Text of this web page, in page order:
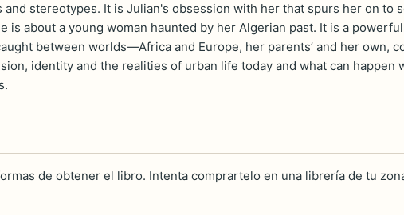
stereotypes. It is Julian's obsession with her that spurs her on to
is about a young woman haunted by her Algerian past. It is a
between worlds—Africa and Europe, her parents’ and her own,
identity and the realities of urban life today and what can happen
de obtener el libro. Intenta comprartelo en una librería de tu